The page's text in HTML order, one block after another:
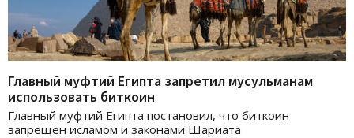
Главный муфтий Египта запретил мусульманам
использовать биткоин
Главный муфтий Египта постановил, что биткоин
запрещен исламом и законами Шариата